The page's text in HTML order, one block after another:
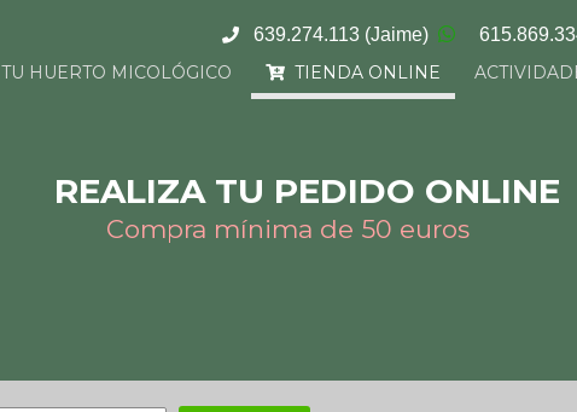
639.274.113 (Jaime)
TU HUERTO MICOLÓGICO TIENDA ONLINE
REALIZA TU PEDIDO ONLINE
Compra mínima de 50 euros